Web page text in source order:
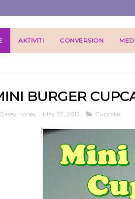
AKTIVITI CONVERSION
BURGER
Qasey Honey May 22, 2012 Cupcake